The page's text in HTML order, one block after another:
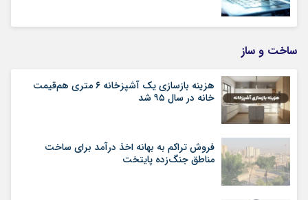
ساخت و ساز
هزینه بازسازی یک آشپزخانه ۶ متری هم‌قیمت
خانه در سال ۹۵ شد
فروش تراکم به بهانه اخذ درآمد برای ساخت
مناطق جنگ‌زده پایتخت